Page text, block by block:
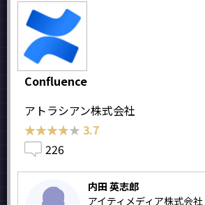
Confluence
アトラシアン株式会社
★★★★★
★★★★★ 3.7
226
内田 英志郎
アイティメディア株式会社